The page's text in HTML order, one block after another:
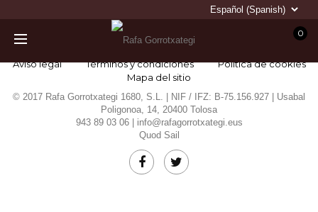
0
Aviso legal Términos y condiciones
Política de cookies
Mapa del sitio
© 2017 Rafa Gorrotxategi 1680, S.L. | NIF / IFZ: B-75.156.927 | Usabal
Poligonoa, 14, 20400 Tolosa
943 89 03 06 | info@rafagorrotxategi.eus
Quod Sail